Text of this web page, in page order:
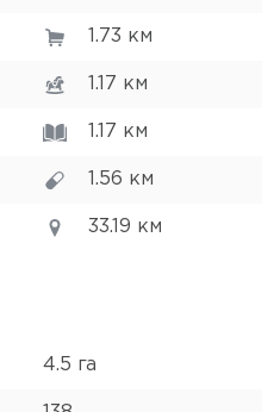
1.73 км
1.17 км
1.17 км
1.56 км
33.19 км
4.5 га